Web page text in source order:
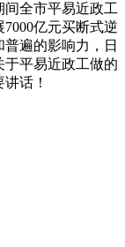
全市平易近政工
亿元买断式逆
遍的影响力，日
平易近政工做的
话！